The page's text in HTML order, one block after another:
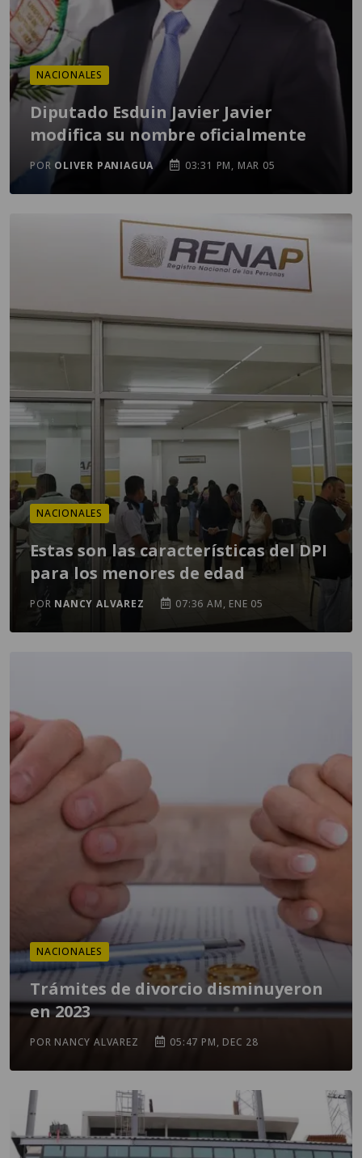
NACIONALES
Diputado Esduin Javier Javier
modifica su nombre oficialmente
POR OLIVER PANIAGUA 03:31 PM, MAR 05
NACIONALES
Estas son las características del DPI
para los menores de edad
POR NANCY ALVAREZ 07:36 AM, ENE 05
NACIONALES
Trámites de divorcio disminuyeron
en 2023
POR NANCY ALVAREZ 05:47 PM, DEC 28